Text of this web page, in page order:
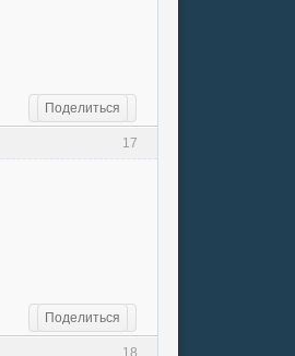
Поделиться
17
Поделиться
18